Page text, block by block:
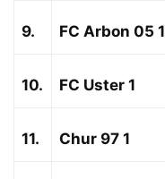
9. FC Arbon 05 1
10. FC Uster 1
11. Chur 97 1